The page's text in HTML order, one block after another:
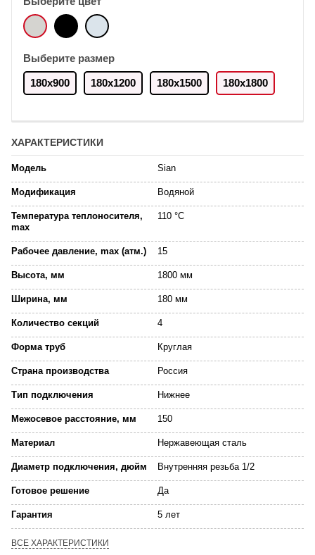
Выберите размер
180х900 180х1200 180х1500 180х1800
ХАРАКТЕРИСТИКИ
Модель Sian
Модификация Водяной
Температура теплоносителя,
max
110 °C
Рабочее давление, max (атм.) 15
Высота, мм 1800 мм
Ширина, мм 180 мм
Количество секций 4
Форма труб Круглая
Страна производства Россия
Тип подключения Нижнее
Межосевое расстояние, мм 150
Материал Нержавеющая сталь
Диаметр подключения, дюйм Внутренняя резьба 1/2
Готовое решение Да
Гарантия 5 лет
ВСЕ ХАРАКТЕРИСТИКИ